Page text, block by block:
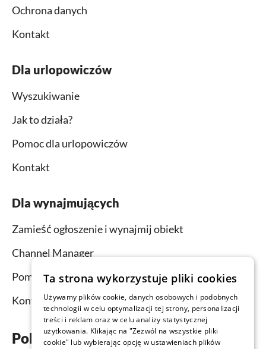
Ochrona danych
Kontakt
Dla urlopowiczów
Wyszukiwanie
Jak to działa?
Pomoc dla urlopowiczów
Kontakt
Dla wynajmujących
Zamieść ogłoszenie i wynajmij obiekt
Channel Manager
Pomoc dla wynajmujących
Kontakt
Pobierz aplikację już teraz
Ta strona wykorzystuje pliki cookies
Używamy plików cookie, danych osobowych i podobnych
technologii w celu optymalizacji tej strony, personalizacji
treści i reklam oraz w celu analizy statystycznej
użytkowania. Klikając na "Zezwól na wszystkie pliki
cookie" lub wybierając opcję w ustawieniach plików